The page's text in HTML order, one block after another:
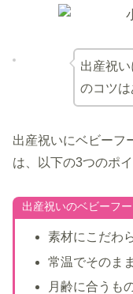
出産祝
のコツは
出産祝いにベビーフ
は、以下の3つのポ
出産祝いのベビーフ
素材にこだわ
常温でそのま
月齢に合うも